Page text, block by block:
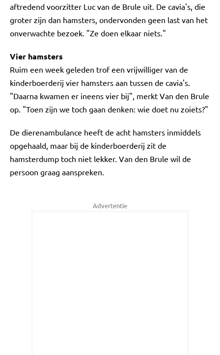
aftredend voorzitter Luc van de Brule uit. De cavia's, die
groter zijn dan hamsters, ondervonden geen last van het
onverwachte bezoek. "Ze doen elkaar niets."
Vier hamsters
Ruim een week geleden trof een vrijwilliger van de
kinderboerderij vier hamsters aan tussen de cavia's.
"Daarna kwamen er ineens vier bij", merkt Van den Brule
op. "Toen zijn we toch gaan denken: wie doet nu zoiets?"
De dierenambulance heeft de acht hamsters inmiddels
opgehaald, maar bij de kinderboerderij zit de
hamsterdump toch niet lekker. Van den Brule wil de
persoon graag aanspreken.
Advertentie